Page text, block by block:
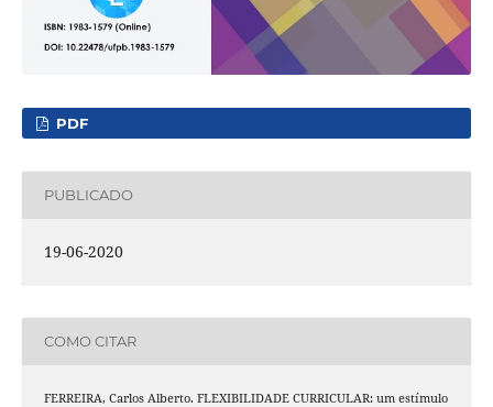
PDF
PUBLICADO
19-06-2020
COMO CITAR
FERREIRA, Carlos Alberto. FLEXIBILIDADE CURRICULAR: um estímulo